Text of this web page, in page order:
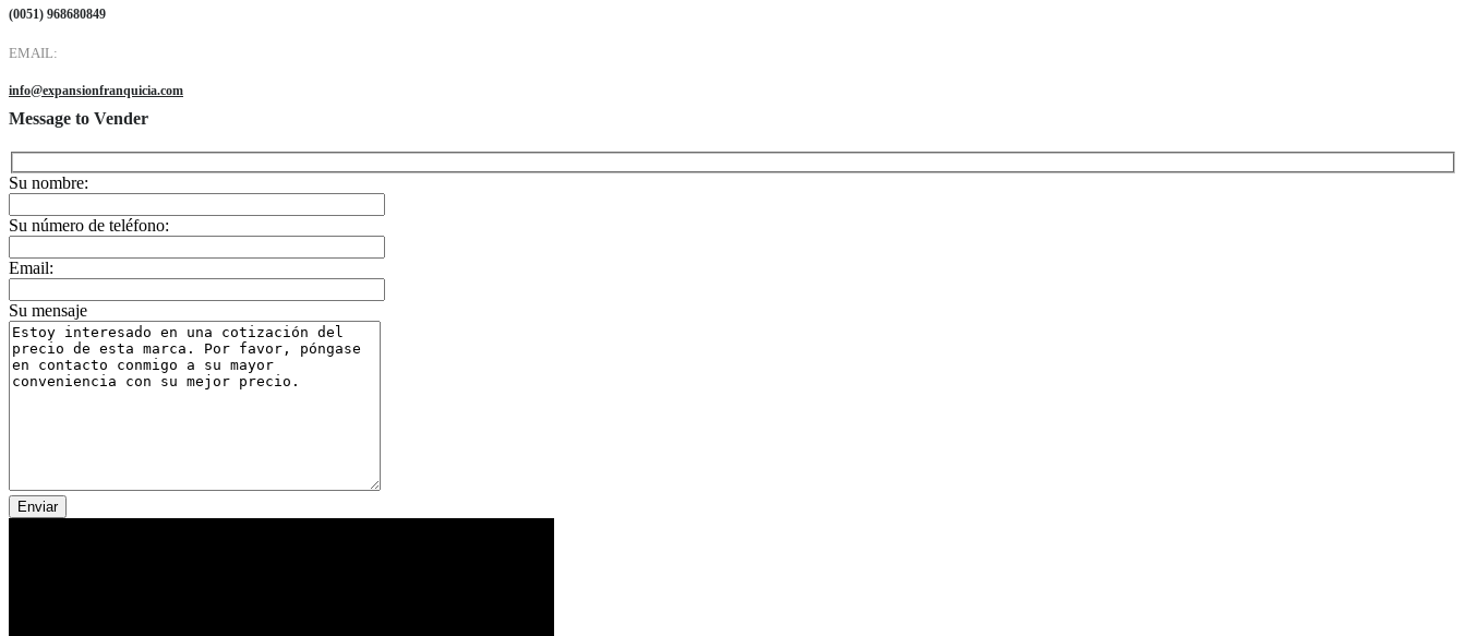
(0051) 968680849
EMAIL:
info@expansionfranquicia.com
Message to Vender
Su nombre:
Su número de teléfono:
Email:
Su mensaje